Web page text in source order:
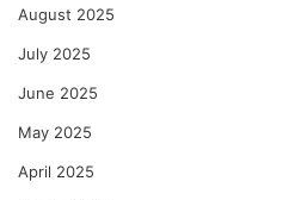
August 2025
July 2025
June 2025
May 2025
April 2025